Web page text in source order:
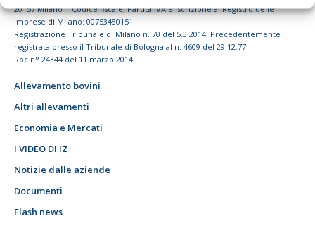
20157 Milano | Codice fiscale, Partita IVA e Iscrizione al Registro delle
imprese di Milano: 00753480151
Registrazione Tribunale di Milano n. 70 del 5.3.2014. Precedentemente
registrata presso il Tribunale di Bologna al n. 4609 del 29.12.77
Roc n° 24344 del 11 marzo 2014
Allevamento bovini
Altri allevamenti
Economia e Mercati
I VIDEO DI IZ
Notizie dalle aziende
Documenti
Flash news